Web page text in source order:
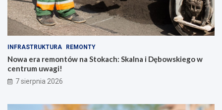
INFRASTRUKTURA REMONTY
Nowa era remontów na Stokach: Skalna i Dębowskiego w
centrum uwagi!
7 sierpnia 2026